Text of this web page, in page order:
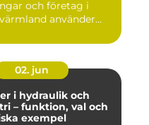
och företag i
använder
02. jun
i hydraulik och
– funktion, val och
exempel